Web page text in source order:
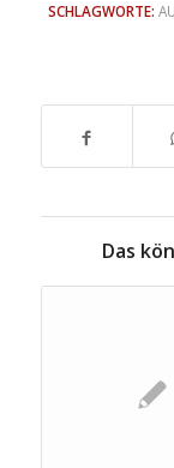
SCHLAGWORTE:
Das